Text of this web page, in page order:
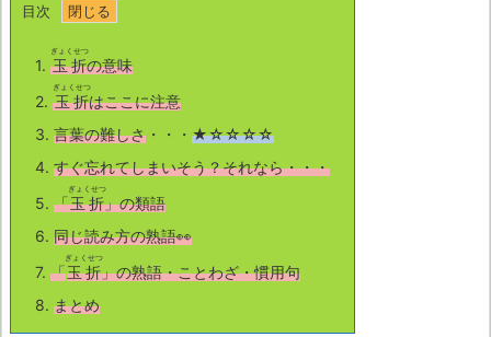
目次
1. 玉折
ぎょくせつ
の意味
2. 玉折
ぎょくせつ
はここに注意
3. 言葉の難しさ ・・・ ★☆☆☆☆
4. すぐ忘れてしまいそう？それなら・・・
5. 「玉折
ぎょくせつ
」の類語
6. 同じ読み方の熟語👀
7. 「玉折
ぎょくせつ
」の熟語・ことわざ・慣用句
8. まとめ